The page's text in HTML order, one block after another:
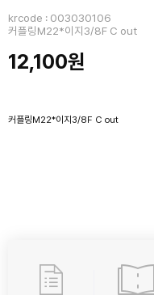
krcode : 003030106
커플링M22*이지3/8F C out
12,100원
커플링M22*이지3/8F C out